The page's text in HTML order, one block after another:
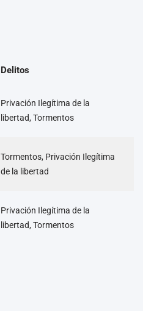
Delitos
Privación Ilegítima de la
libertad, Tormentos
Tormentos, Privación Ilegítima
de la libertad
Privación Ilegítima de la
libertad, Tormentos